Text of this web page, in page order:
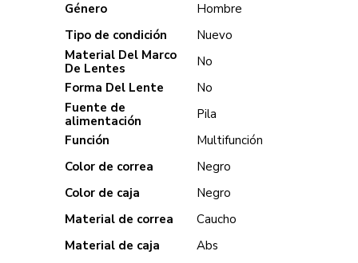
Género
Hombre
Tipo de condición
Nuevo
Material Del Marco
De Lentes
No
Forma Del Lente
No
Fuente de
alimentación
Pila
Función
Multifunción
Color de correa
Negro
Color de caja
Negro
Material de correa
Caucho
Material de caja
Abs